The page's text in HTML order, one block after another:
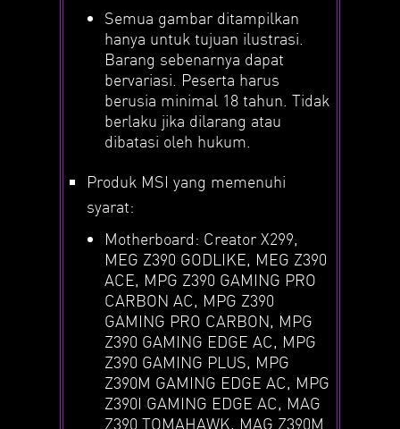
Semua gambar ditampilkan
hanya untuk tujuan ilustrasi.
Barang sebenarnya dapat
bervariasi. Peserta harus
berusia minimal 18 tahun. Tidak
berlaku jika dilarang atau
dibatasi oleh hukum.
Produk MSI yang memenuhi
syarat:
Motherboard: Creator X299,
MEG Z390 GODLIKE, MEG Z390
ACE, MPG Z390 GAMING PRO
CARBON AC, MPG Z390
GAMING PRO CARBON, MPG
Z390 GAMING EDGE AC, MPG
Z390 GAMING PLUS, MPG
Z390M GAMING EDGE AC, MPG
Z390I GAMING EDGE AC, MAG
Z390 TOMAHAWK, MAG Z390M